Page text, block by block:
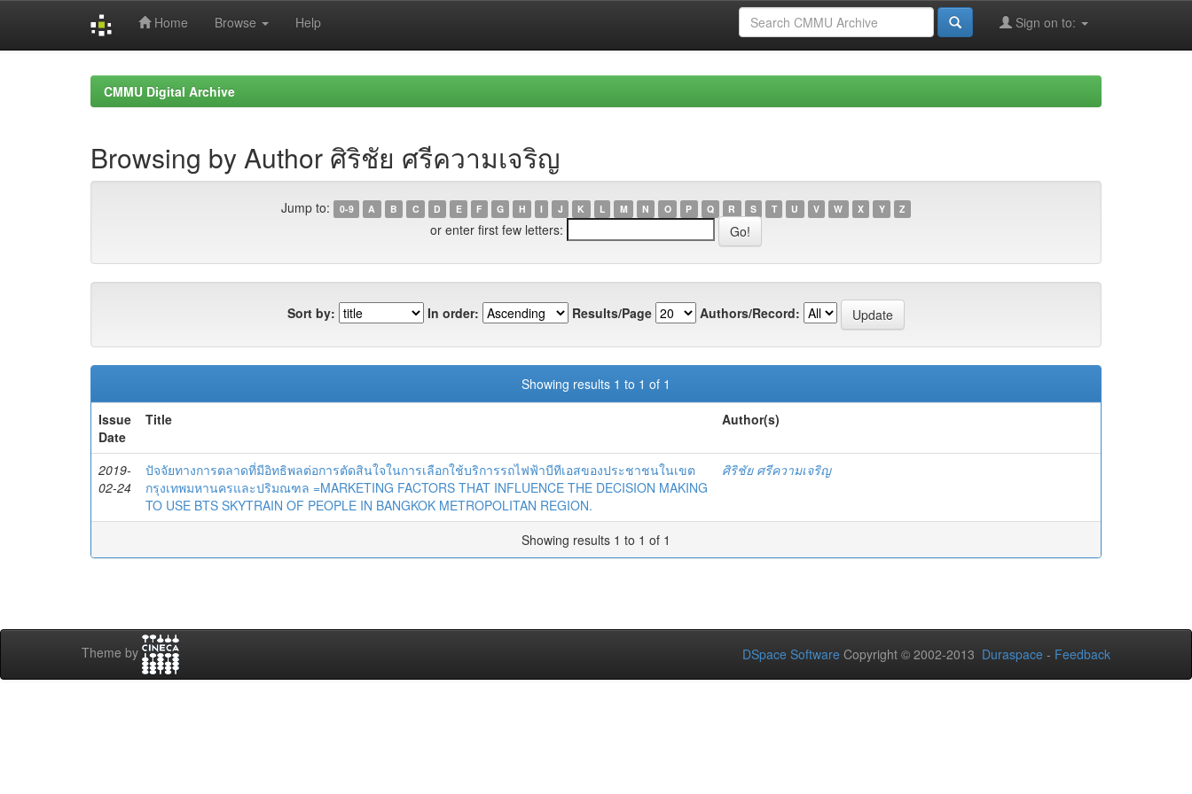
Home Browse Help Sign on to:
CMMU Digital Archive
Browsing by Author ศิริชัย ศรีความเจริญ
Jump to: 0-9 A B C D E F G H I J K L M N O P Q R S T U V W X Y Z
or enter first few letters:
Sort by: In order: Results/Page Authors/Record:
Showing results 1 to 1 of 1
Issue
Date
Title Author(s)
2019-
02-24
ปัจจัยทางการตลาดที่มีอิทธิพลต่อการตัดสินใจในการเลือกใช้บริการรถไฟฟ้าบีทีเอสของประชาชนในเขต
กรุงเทพมหานครและปริมณฑล =MARKETING FACTORS THAT INFLUENCE THE DECISION MAKING
TO USE BTS SKYTRAIN OF PEOPLE IN BANGKOK METROPOLITAN REGION.
ศิริชัย ศรีความเจริญ
Showing results 1 to 1 of 1
Theme by DSpace Software Copyright © 2002-2013 Duraspace - Feedback